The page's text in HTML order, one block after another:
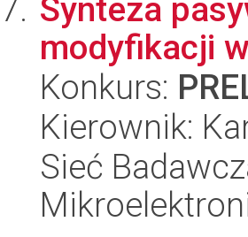
Synteza
modyfikacji
Konkurs:
Kierownik:
Sieć